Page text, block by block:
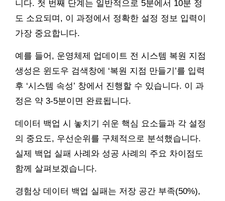
니다. 첫 번째 단계는 일반적으로 5분에서 10분 정
도 소요되며, 이 과정에서 정확한 설정 정보 입력이
가장 중요합니다.
예를 들어, 운영체제 업데이트 전 시스템 복원 지점
생성은 윈도우 검색창에 ‘복원 지점 만들기’를 입력
후 ‘시스템 속성’ 창에서 진행할 수 있습니다. 이 과
정은 약 3-5분이면 완료됩니다.
데이터 백업 시 놓치기 쉬운 핵심 요소들과 각 설정
의 중요도, 우선순위를 구체적으로 분석했습니다.
실제 백업 실패 사례와 성공 사례의 주요 차이점도
함께 살펴보겠습니다.
경험상 데이터 백업 실패는 저장 공간 부족(50%),